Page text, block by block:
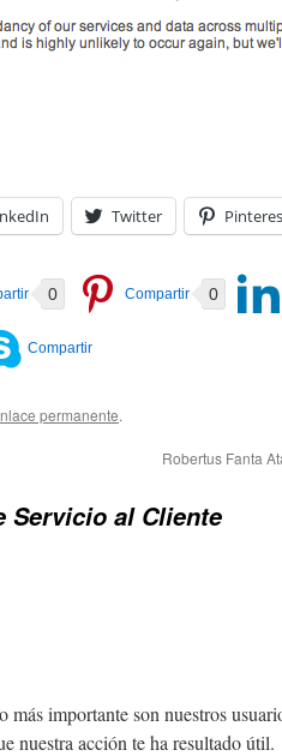
Twitter
0 0
permanente.
Robertus Fanta
Servicio al Cliente
importante son nuestros
nuestra acción te ha resultado útil.